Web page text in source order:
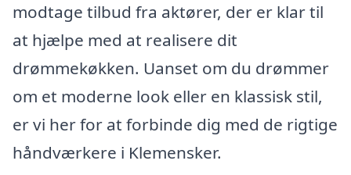
modtage tilbud fra aktører, der er klar til
at hjælpe med at realisere dit
drømmekøkken. Uanset om du drømmer
om et moderne look eller en klassisk stil,
er vi her for at forbinde dig med de rigtige
håndværkere i Klemensker.